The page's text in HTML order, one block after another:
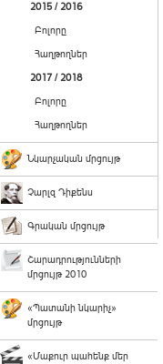
2015 / 2016
Բոլորը
Հաղթողներ
2017 / 2018
Բոլորը
Հաղթողներ
Նկարչական մրցույթ
Չարլզ Դիքենս
Գրական մրցույթ
Շարադրությունների
մրցույթ 2010
«Պատանի նկարիչ»
մրցույթ
«Մաքուր պահենք մեր